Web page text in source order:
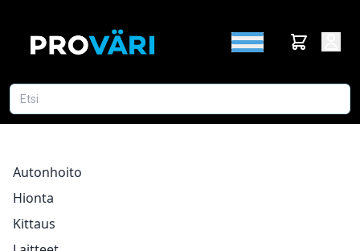
Autonhoito
Hionta
Kittaus